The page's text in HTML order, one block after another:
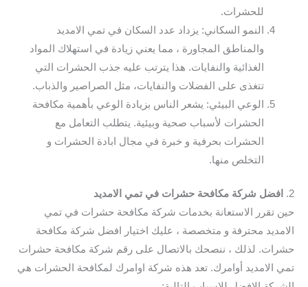
للحشرات.
النمو السكاني: يزداد عدد السكان في تمي الامديد
والمناطق المجاورة ، مما يعني زيادة في استهلاك المواد
الغذائية والنفايات. هذا يترتب عليه جذب الحشرات التي
تتغذى على الفضلات والنفايات، مثل الصراصير والذباب.
الوعي البيئي: يشعر الناس بزيادة الوعي بأهمية مكافحة
الحشرات لأسباب صحية وبيئية. يتطلب التعامل مع
الحشرات بحرفية و خبرة في مجال ابادة الحشرات و
التخلص منها.
2.
افضل شركة مكافحة حشرات في تمي الامديد
حين تقرر الاستعانة بخدمات شركة مكافحة حشرات في تمي
الامديد محترفة و متخصصة ، عليك اختيار افضل شركة مكافحة
حشرات. لذلك ، ننصحك بالاتصال على رقم شركة مكافحة حشرات
تمي الامديد أوامرك. تعد هذه شركة اوامرك لمكافحة الحشرات هي